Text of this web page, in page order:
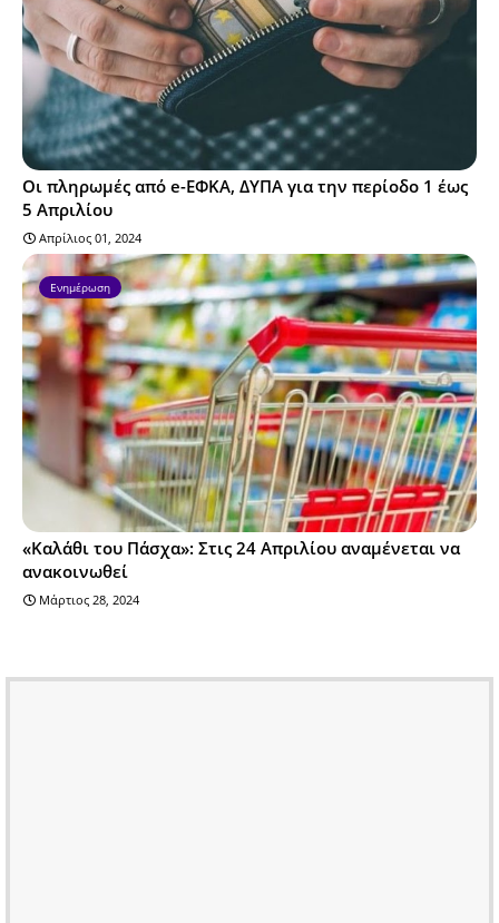
Οι πληρωμές από e-ΕΦΚΑ, ΔΥΠΑ για την περίοδο 1 έως
5 Απριλίου
Απρίλιος 01, 2024
Ενημέρωση
«Καλάθι του Πάσχα»: Στις 24 Απριλίου αναμένεται να
ανακοινωθεί
Μάρτιος 28, 2024